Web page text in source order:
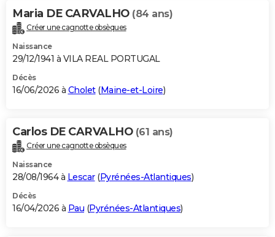
Maria DE CARVALHO (84 ans)
Créer une cagnotte obsèques
Naissance
29/12/1941 à VILA REAL PORTUGAL
Décès
16/06/2026 à Cholet(Maine-et-Loire)
Carlos DE CARVALHO (61 ans)
Créer une cagnotte obsèques
Naissance
28/08/1964 à Lescar(Pyrénées-Atlantiques)
Décès
16/04/2026 à Pau (Pyrénées-Atlantiques)